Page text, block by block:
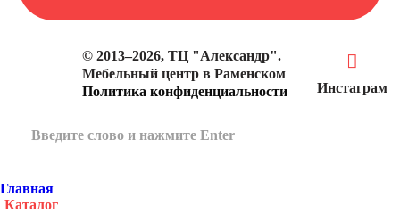
© 2013–2026, ТЦ "Александр".
Мебельный центр в Раменском
Политика конфиденциальности
Инстаграм
Главная
Каталог